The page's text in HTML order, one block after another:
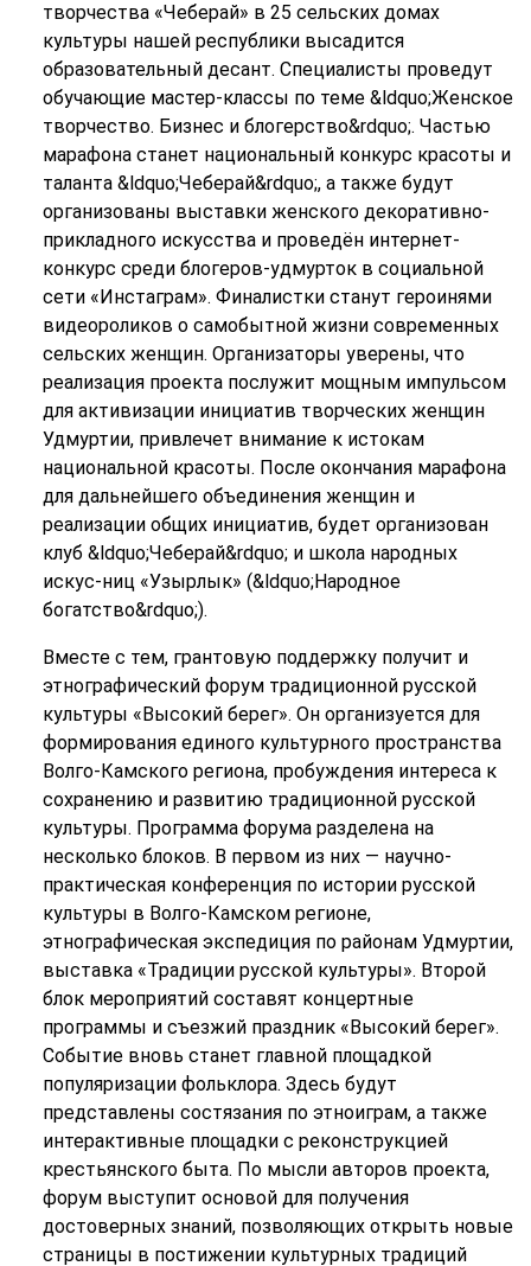
творчества «Чеберай» в 25 сельских домах
культуры нашей республики высадится
образовательный десант. Специалисты проведут
обучающие мастер-классы по теме &ldquo;Женское
творчество. Бизнес и блогерство&rdquo;. Частью
марафона станет национальный конкурс красоты и
таланта &ldquo;Чеберай&rdquo;, а также будут
организованы выставки женского декоративно-
прикладного искусства и проведён интернет-
конкурс среди блогеров-удмурток в социальной
сети «Инстаграм». Финалистки станут героинями
видеороликов о самобытной жизни современных
сельских женщин. Организаторы уверены, что
реализация проекта послужит мощным импульсом
для активизации инициатив творческих женщин
Удмуртии, привлечет внимание к истокам
национальной красоты. После окончания марафона
для дальнейшего объединения женщин и
реализации общих инициатив, будет организован
клуб &ldquo;Чеберай&rdquo; и школа народных
искус-ниц «Узырлык» (&ldquo;Народное
богатство&rdquo;).
Вместе с тем, грантовую поддержку получит и
этнографический форум традиционной русской
культуры «Высокий берег». Он организуется для
формирования единого культурного пространства
Волго-Камского региона, пробуждения интереса к
сохранению и развитию традиционной русской
культуры. Программа форума разделена на
несколько блоков. В первом из них — научно-
практическая конференция по истории русской
культуры в Волго-Камском регионе,
этнографическая экспедиция по районам Удмуртии,
выставка «Традиции русской культуры». Второй
блок мероприятий составят концертные
программы и съезжий праздник «Высокий берег».
Событие вновь станет главной площадкой
популяризации фольклора. Здесь будут
представлены состязания по этноиграм, а также
интерактивные площадки с реконструкцией
крестьянского быта. По мысли авторов проекта,
форум выступит основой для получения
достоверных знаний, позволяющих открыть новые
страницы в постижении культурных традиций